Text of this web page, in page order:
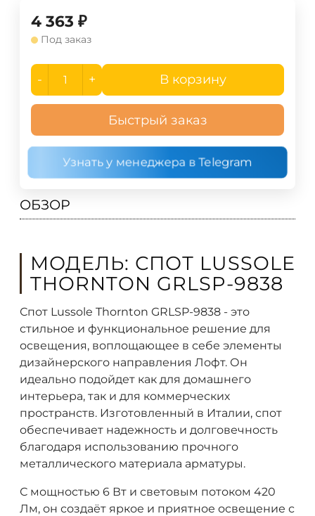
4 363 ₽
Под заказ
- + В корзину
Быстрый заказ
Узнать у менеджера в Telegram
ОБЗОР
МОДЕЛЬ: СПОТ LUSSOLE
THORNTON GRLSP-9838
Спот Lussole Thornton GRLSP-9838 - это
стильное и функциональное решение для
освещения, воплощающее в себе элементы
дизайнерского направления Лофт. Он
идеально подойдет как для домашнего
интерьера, так и для коммерческих
пространств. Изготовленный в Италии, спот
обеспечивает надежность и долговечность
благодаря использованию прочного
металлического материала арматуры.
С мощностью 6 Вт и световым потоком 420
Лм, он создаёт яркое и приятное освещение с